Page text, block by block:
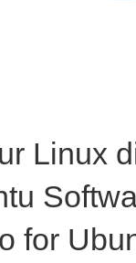
Linux
for